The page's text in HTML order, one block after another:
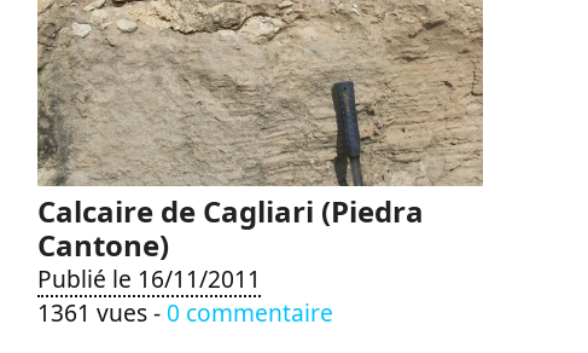
Calcaire de Cagliari (Piedra
Cantone)
Publié le 16/11/2011
1361 vues - 0 commentaire